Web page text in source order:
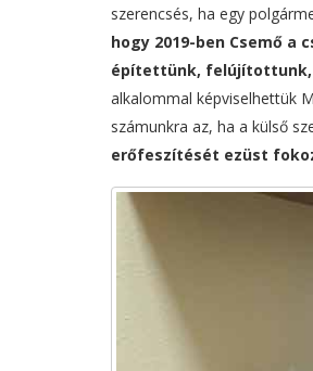
szerencsés, ha egy
hogy 2019-ben Csemő
építettünk, felújítottunk,
alkalommal képviselhettük
számunkra az, ha a külső
erőfeszítését ezüst